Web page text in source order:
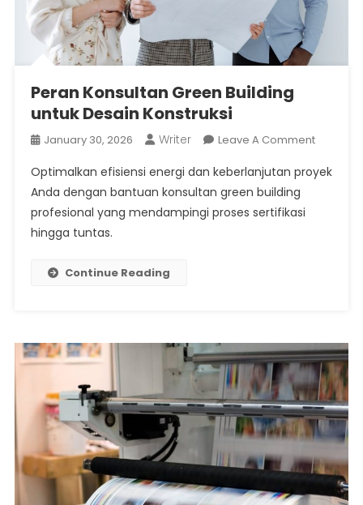
Peran Konsultan Green Building
untuk Desain Konstruksi
January 30, 2026 Writer Leave A CommentOn
Optimalkan efisiensi energi dan keberlanjutan proyek
Anda dengan bantuan konsultan green building
profesional yang mendampingi proses sertifikasi
hingga tuntas.
Continue Reading